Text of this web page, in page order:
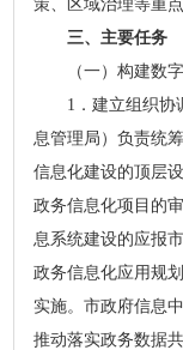
策、区域治理等重
三、主要任务
（一）构建数
1．建立组织协
息管理局）负责统
信息化建设的顶层
政务信息化项目的
息系统建设的应报
政务信息化应用规
实施。市政府信息
推动落实政务数据共